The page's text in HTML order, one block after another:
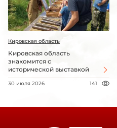
Кировская область
Кировская область
знакомится с
исторической выставкой
30 июля 2026 141